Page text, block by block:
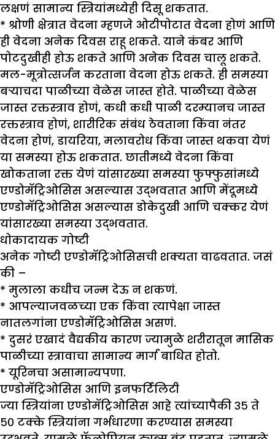
लक्षणं सामान्य स्त्रियांमध्येही दिसू शकतात.
* श्रोणी क्षेत्रात वेदना म्हणजे ओटीपोटात वेदना होणं आणि
ही वेदना अनेक दिवस राहू शकते. याने कंबर आणि
पोटदुखीही होऊ शकते आणि अनेक दिवस चालू शकते.
मल-मूत्रोत्सर्जन करताना वेदना होऊ शकते. ही समस्या
बऱ्याचदा पाळीच्या वेळेस जास्त होते. पाळीच्या वेळेस
जास्त रक्तस्त्राव होणं, कधी कधी पाळी दरम्यानच जास्त
रक्तस्त्राव होणं, शारीरिक संबंध ठेवताना किंवा नंतर
वेदना होणं, डायरिया, मलावरोध किंवा जास्त थकवा येणं
या समस्या होऊ शकतात. छातीमध्ये वेदना किंवा
खोकताना रक्त येणं यांसारख्या समस्या फुफ्फुसांमध्ये
एण्डोमॅट्रिओसिस असल्यास उद्भवतात आणि मेंदूमध्ये
एण्डोमॅट्रिओसिस असल्यास डोकेदुखी आणि चक्कर येणं
यांसारख्या समस्या उद्भवतात.
धोकादायक गोष्टी
अनेक गोष्टी एण्डोमॅट्रिओसिसची शक्यता वाढवतात. जसं
की –
* मुलाला कधीच जन्म देऊ न शकणं.
* आपल्याजवळच्या एक किंवा त्यापेक्षा जास्त
नातलगांना एण्डोमॅट्रिओसिस असणं.
* दुसरं एखादं वैद्यकीय कारण ज्यामुळे शरीरातून मासिक
पाळीच्या स्त्रावाचा सामान्य मार्ग बाधित होतो.
* यूरिनचा असामान्यपणा.
एण्डोमॅट्रिओसिस आणि इनफर्टिलिटी
ज्या स्त्रियांना एण्डोमॅट्रिओसिस आहे त्यांच्यापैकी ३५ ते
५० टक्के स्त्रियांना गर्भधारणा करण्यास समस्या